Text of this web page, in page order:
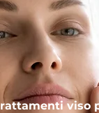
viso